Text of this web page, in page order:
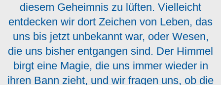
diesem Geheimnis zu lüften. Vielleicht
entdecken wir dort Zeichen von Leben, das
uns bis jetzt unbekannt war, oder Wesen,
die uns bisher entgangen sind. Der Himmel
birgt eine Magie, die uns immer wieder in
ihren Bann zieht, und wir fragen uns, ob die